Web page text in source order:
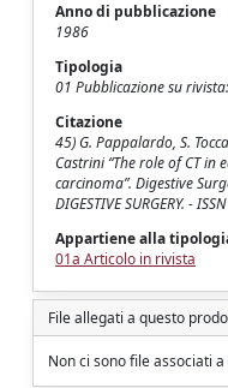
Anno di pubblicazione
1986
Tipologia
01 Pubblicazione su
Citazione
45) G. Pappalardo, S.
Castrini “The role of CT
carcinoma”. Digestive
DIGESTIVE SURGERY. -
Appartiene alla
01a Articolo in rivista
File allegati a questo
Non ci sono file associati